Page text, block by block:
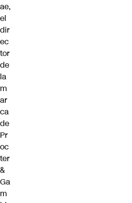
ae,
el
dir
ec
tor
de
la
m
ar
ca
de
Pr
oc
ter
&
Ga
m